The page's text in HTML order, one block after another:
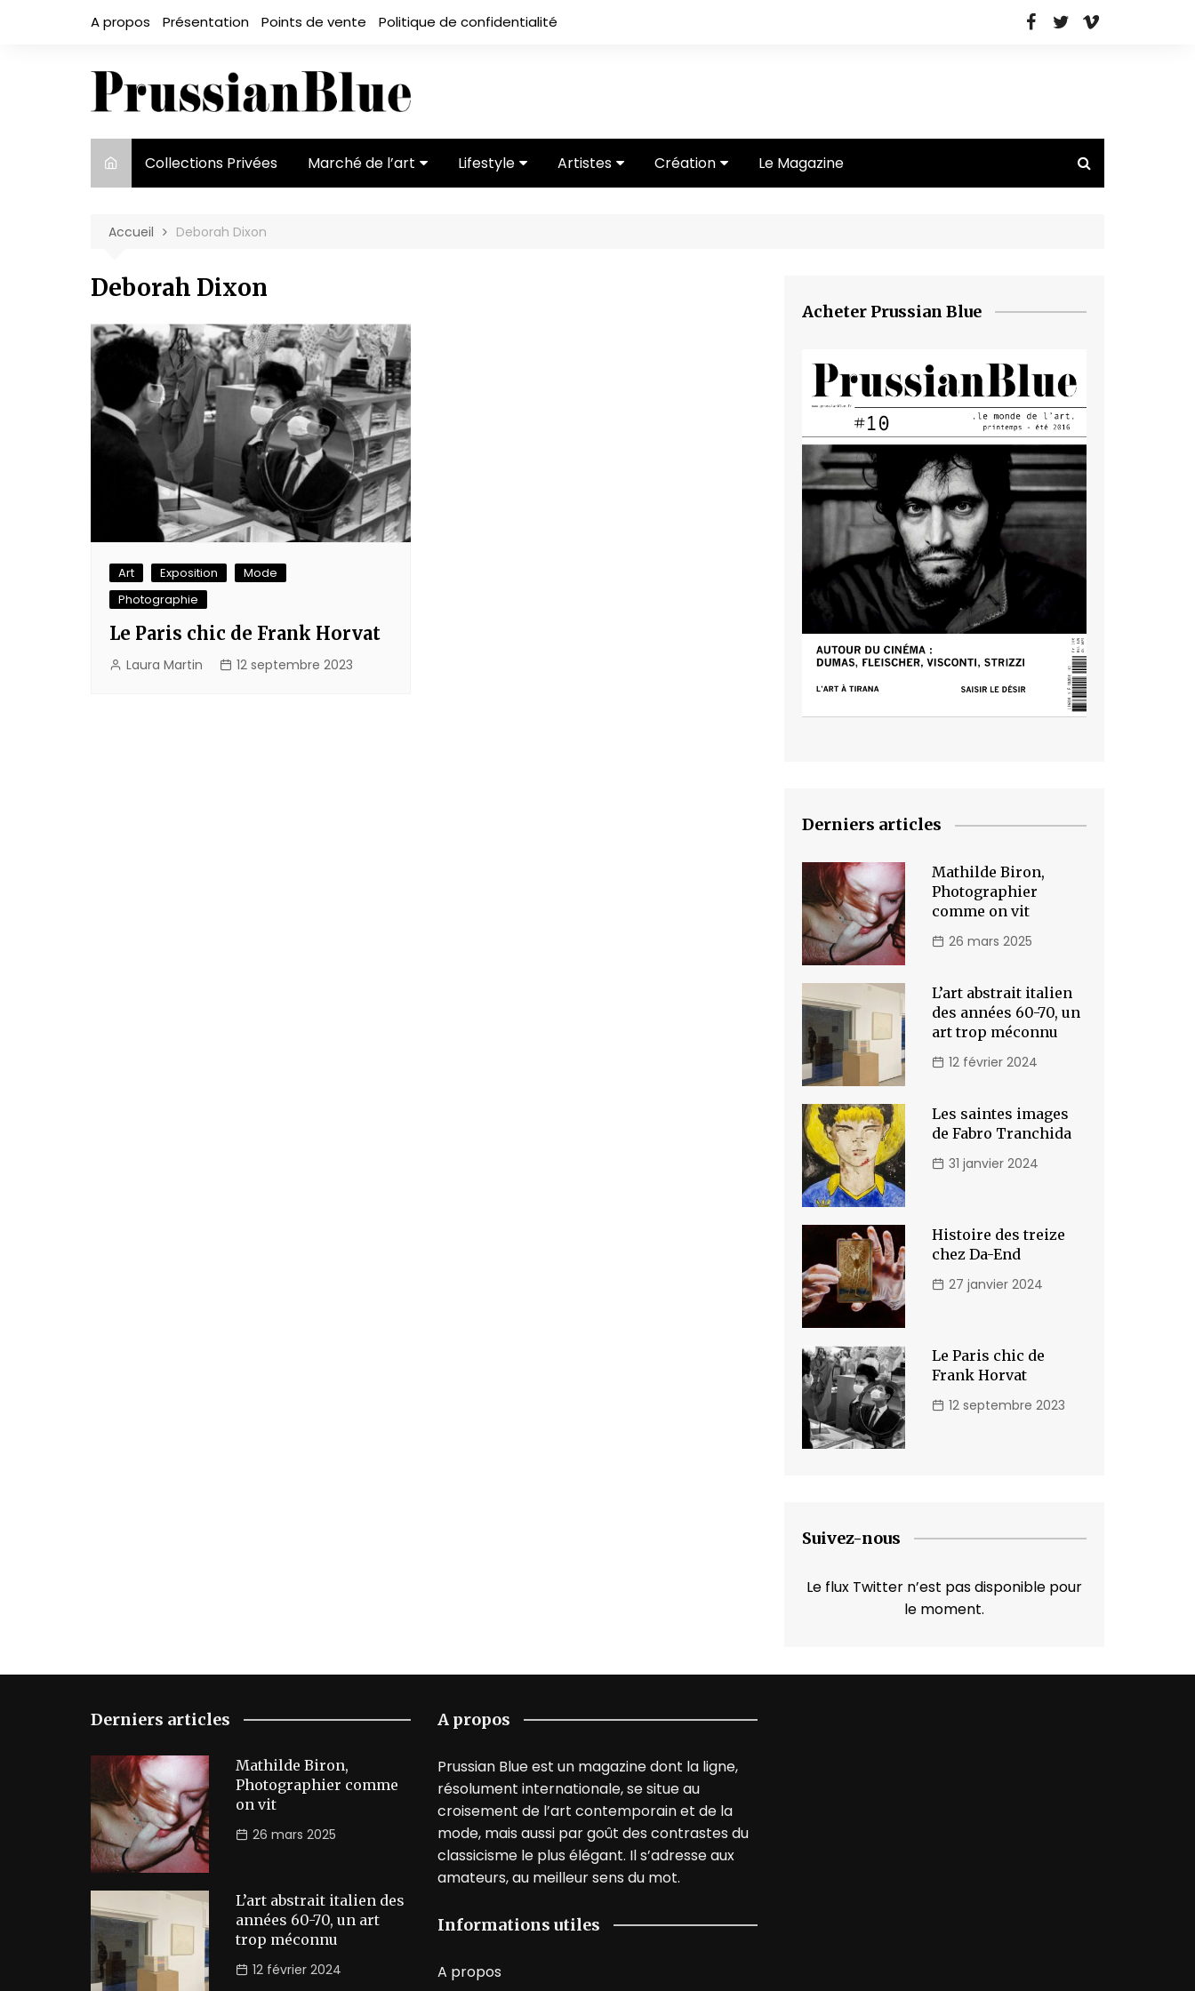
A propos Présentation Points de vente Politique de confidentialité
Collections Privées Marché de l’art Lifestyle Artistes Création Le Magazine
Accueil Deborah Dixon
Deborah Dixon
Art Exposition
Mode
Photographie
Le Paris chic de Frank Horvat
Laura Martin 12 septembre 2023
Acheter Prussian Blue
Derniers articles
Mathilde Biron,
Photographier
comme on vit
26 mars 2025
L’art abstrait italien
des années 60-70, un
art trop méconnu
12 février 2024
Les saintes images
de Fabro Tranchida
31 janvier 2024
Histoire des treize
chez Da-End
27 janvier 2024
Le Paris chic de
Frank Horvat
12 septembre 2023
Suivez-nous
Le flux Twitter n’est pas disponible pour
le moment.
Derniers articles
Mathilde Biron,
Photographier comme
on vit
26 mars 2025
L’art abstrait italien des
années 60-70, un art
trop méconnu
12 février 2024
A propos
Prussian Blue est un magazine dont la ligne,
résolument internationale, se situe au
croisement de l’art contemporain et de la
mode, mais aussi par goût des contrastes du
classicisme le plus élégant. Il s’adresse aux
amateurs, au meilleur sens du mot.
Informations utiles
A propos